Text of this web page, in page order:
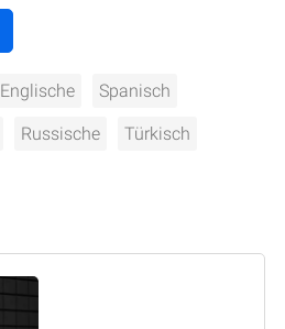
Englische Spanisch
Russische Türkisch